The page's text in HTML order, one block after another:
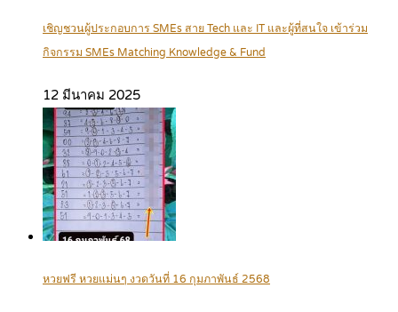
เชิญชวนผู้ประกอบการ SMEs สาย Tech และ IT และผู้ที่สนใจ เข้าร่วม
กิจกรรม SMEs Matching Knowledge & Fund
12 มีนาคม 2025
หวยฟรี หวยแม่นๆ งวดวันที่ 16 กุมภาพันธ์ 2568